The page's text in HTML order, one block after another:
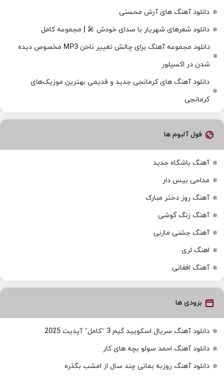
دانلود آهنگ های آرش محسنی
دانلود شعرهای شهریار با صدای خودش 🎤 | مجموعه کامل
دانلود مجموعه آهنگ برای چالش تغییر ناخن MP3 مخصوص دیده
شدن در اکسپلور
دانلود آهنگ‌ های کرمانجی جدید و قدیمی بهترین موزیک‌های
کرمانجی
فول آلبوم ها
آهنگ باشگاه جدید
مداحی بیس دار
آهنگ روز دختر مبارک
آهنگ زنگ گوشی
آهنگ جشنی مازنی
اهنگ لری
آهنگ افغانی
بزودی ها
دانلود آهنگ سریال اسکویید گیم 3 “کامل” آپدیت 2025
دانلود آهنگ احمد سولو بچه های کار
دانلود آهنگ روزبه بمانی چند سال از امشب بگذره